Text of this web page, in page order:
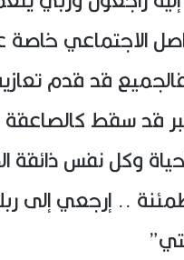
الاجتماعي خاصة
قد قدم
قد سقط
وكل نفس ذائقة
.. إرجعي إلى